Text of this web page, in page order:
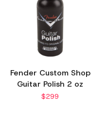
Fender Custom Shop
Guitar Polish 2 oz
$299